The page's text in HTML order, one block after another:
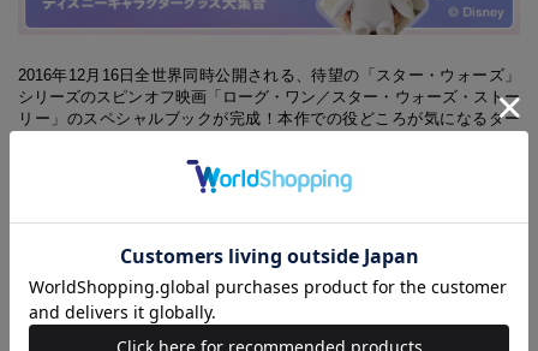
2016年12月16日全世界同時公開される、待望の「スター・ウォーズ」
シリーズのスピンオフ映画「ローグ・ワン／スター・ウォーズ・ストー
リー」のスペシャルブックが完成！本作での役どころが気になるダー
ライトセーバーの色を模した赤いライトを備えており、暗い場所でも鍵
穴を照らせる仕様。誌面は初公開のビジュアルも満載。旧作を振り返る
※本誌掲載の情報は、2016年11月現在の編集部調べによるものです。
本誌発売後、仕様や価格などが変更になる場合があります。あらかじめ
ご了承ください。また、品切れ・欠品の際はご容赦ください。
※掲載している商品はすべて消費税抜き価格で表示しています。